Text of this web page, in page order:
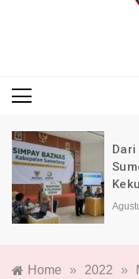
Dari
Home » 2022 »